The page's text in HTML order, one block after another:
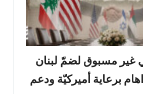
مسبوق لضمّ لبنان
برعاية أميركيّة ودعم